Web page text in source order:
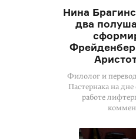
Нина
два
Филолог и
Пастернака на дне
работе